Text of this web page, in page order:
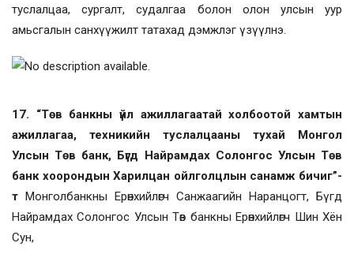
туслалцаа, сургалт, судалгаа болон олон улсын уур
амьсгалын санхүүжилт татахад дэмжлэг үзүүлнэ.
17. “Төв банкны үйл ажиллагаатай холбоотой хамтын
ажиллагаа, техникийн туслалцааны тухай Монгол
Улсын Төв банк, Бүгд Найрамдах Солонгос Улсын Төв
банк хоорондын Харилцан ойлголцлын санамж бичиг”-
т Монголбанкны Ерөнхийлөгч Санжаагийн Наранцогт, Бүгд
Найрамдах Солонгос Улсын Төв банкны Ерөнхийлөгч Шин Хён
Сун,